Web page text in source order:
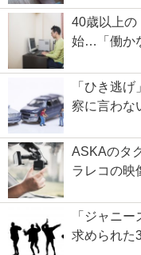
40歳以上の
始…「働か
「ひき逃
察に言わな
ASKAのタ
ラレコの映
「ジャニ
求められた